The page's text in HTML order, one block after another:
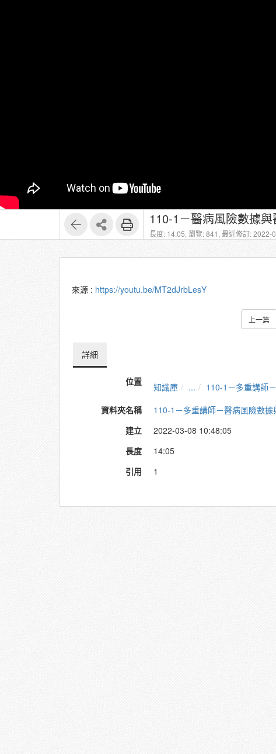
110-1－醫病風險數據
長度: 14:05, 瀏覽: 841, 最近修訂: 2022-
來源 : https://youtu.be/MT2dJrbLesY
上一篇
詳細
位置 知識庫 ...
110-1－多重講師
資料夾名稱
110-1－多重講師－醫病風險數
建立
2022-03-08 10:48:05
長度
14:05
引用
1